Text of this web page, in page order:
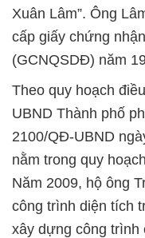
Xuân Lâm”. Ông
cấp giấy chứng
(GCNQSDĐ) năm
Theo quy hoạch
UBND Thành phố
2100/QĐ-UBND
nằm trong quy
Năm 2009, hộ ông
công trình diện tích
xây dựng công trình